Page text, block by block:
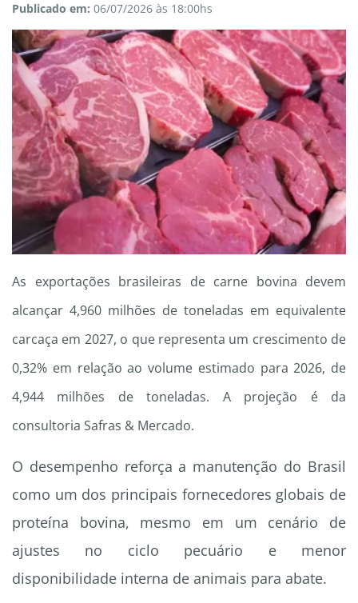
Publicado em: 06/07/2026 às 18:00hs
As exportações brasileiras de carne bovina devem
alcançar 4,960 milhões de toneladas em equivalente
carcaça em 2027, o que representa um crescimento de
0,32% em relação ao volume estimado para 2026, de
4,944 milhões de toneladas. A projeção é da
consultoria Safras & Mercado.
O desempenho reforça a manutenção do Brasil
como um dos principais fornecedores globais de
proteína bovina, mesmo em um cenário de
ajustes no ciclo pecuário e menor
disponibilidade interna de animais para abate.